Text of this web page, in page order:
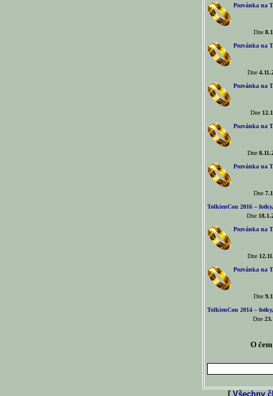
Pozvánka na
Dne
Pozvánka na
Dne
Pozvánka na
Dne
Pozvánka na
Dne
Pozvánka na
Dne
TolkienCon 2016 –
Dne
Pozvánka na
Dne
Pozvánka na
Dne
TolkienCon 2014 –
Dne
O
[ Všechny